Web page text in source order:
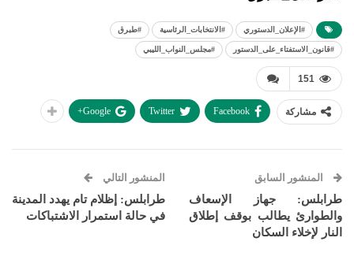
#الإعلان_الدستوري #الانتخابات_الرئاسية #طبرق
#قانون_الاستفتاء_على_الدستور #مجلس_النواب_الليبي
151
مشاركة Facebook
Twitter
Google+
المنشور السابق
طرابلس: جهاز الإسعاف
والطوارئ يطالب بوقف إطلاق
النار لإخلاء السكان
المنشور التالي
طرابلس: إظلام تام يهدد المدينة
في حالة استمرار الاشتباكات